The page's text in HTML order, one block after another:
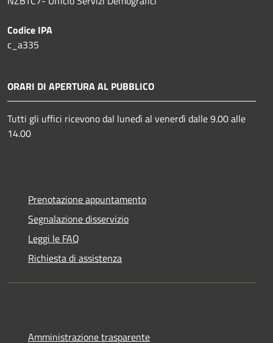
Codice IPA
c_a335
ORARI DI APERTURA AL PUBBLICO
Tutti gli uffici ricevono dal lunedì al venerdì dalle 9.00 alle
14.00
Prenotazione appuntamento
Segnalazione disservizio
Leggi le FAQ
Richiesta di assistenza
Amministrazione trasparente